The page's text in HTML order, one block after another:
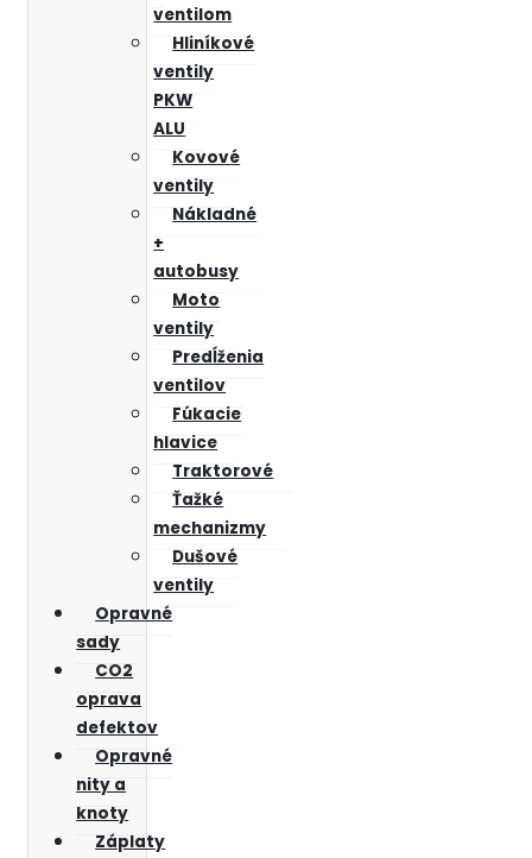
ventilom
Hliníkové
ventily
PKW
ALU
Kovové
ventily
Nákladné
+
autobusy
Moto
ventily
Predĺženia
ventilov
Fúkacie
hlavice
Traktorové
Ťažké
mechanizmy
Dušové
ventily
Opravné
sady
CO2
oprava
defektov
Opravné
nity a
knoty
Záplaty